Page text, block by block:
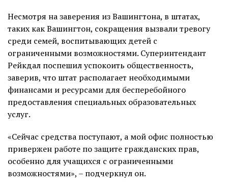
Несмотря на заверения из Вашингтона, в штатах,
таких как Вашингтон, сокращения вызвали тревогу
среди семей, воспитывающих детей с
ограниченными возможностями. Суперинтендант
Рейкдал поспешил успокоить общественность,
заверив, что штат располагает необходимыми
финансами и ресурсами для бесперебойного
предоставления специальных образовательных
услуг.
«Сейчас средства поступают, а мой офис полностью
привержен работе по защите гражданских прав,
особенно для учащихся с ограниченными
возможностями», – подчеркнул он.